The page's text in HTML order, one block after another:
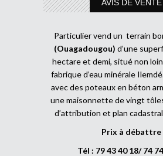
AVIS DE VENTE
Particulier vend un terrain
(Ouagadougou) d’une
hectare et demi, situé non loin
fabrique d’eau minérale
avec des poteaux en béton
une maisonnette de vingt
d’attribution et plan
Prix à débattre
Tél : 79 43 40 18/ 74